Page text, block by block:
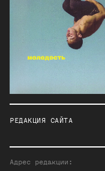
РЕДАКЦИЯ САЙТА
Адрес редакции: